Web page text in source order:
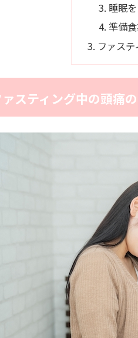
睡眠
準備
ファス
ァスティング中の頭痛